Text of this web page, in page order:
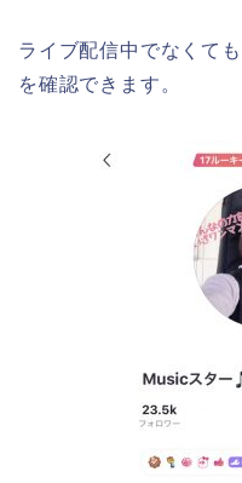
ライブ配信中でなくて
を確認できます。